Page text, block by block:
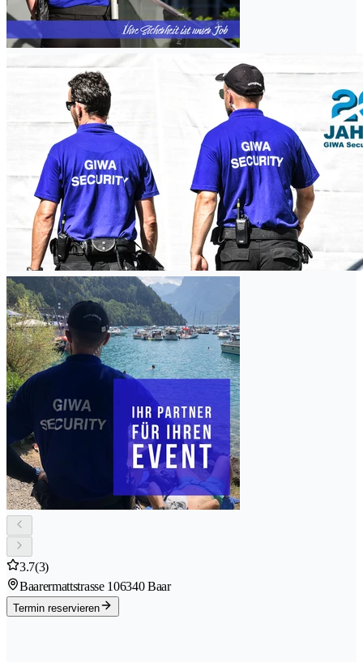
3.7(3)
Baarermattstrasse 106340 Baar
Termin reservieren